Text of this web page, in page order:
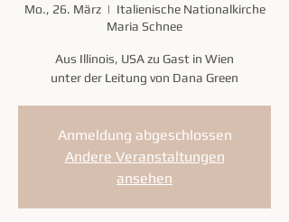
Mo., 26. März
  |
Italienische Nationalkirche
Maria Schnee
Aus Illinois, USA zu Gast in Wien
unter der Leitung von Dana Green
Anmeldung abgeschlossen
Andere Veranstaltungen
ansehen